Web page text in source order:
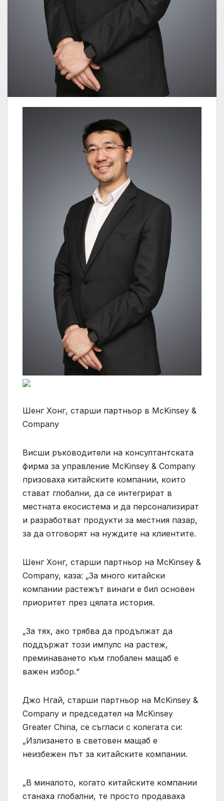
Шенг Хонг, старши партньор в McKinsey &
Company
Висши ръководители на консултантската
фирма за управление McKinsey & Company
призоваха китайските компании, които
стават глобални, да се интегрират в
местната екосистема и да персонализират
и разработват продукти за местния пазар,
за да отговорят на нуждите на клиентите.
Шенг Хонг, старши партньор на McKinsey &
Company, каза: „За много китайски
компании растежът винаги е бил основен
приоритет през цялата история.
„За тях, ако трябва да продължат да
поддържат този импулс на растеж,
преминаването към глобален мащаб е
важен избор.“
Джо Нгай, старши партньор на McKinsey &
Company и председател на McKinsey
Greater China, се съгласи с колегата си:
„Излизането в световен мащаб е
неизбежен път за китайските компании.
„В миналото, когато китайските компании
станаха глобални, те просто продаваха